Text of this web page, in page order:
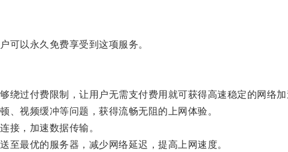
以永久免费享受到这项服务。
过付费限制，让用户无需支付费用就可获得高速稳定的网络
视频缓冲等问题，获得流畅无阻的上网体验。
，加速数据传输。
最优的服务器，减少网络延迟，提高上网速度。